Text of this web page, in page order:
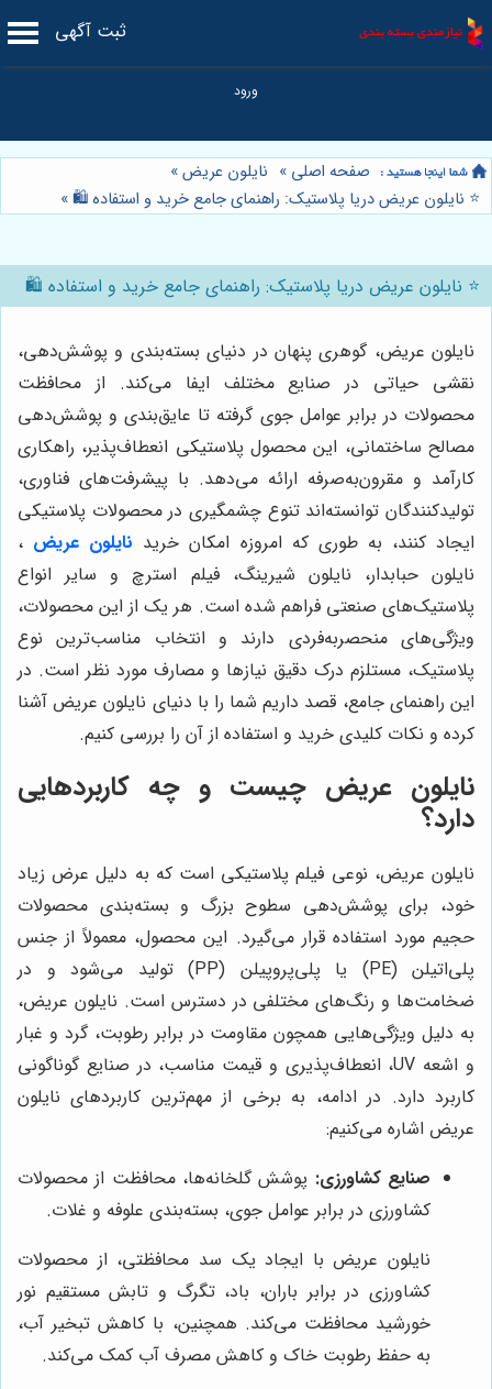
ثبت آگهی
صفحه اصلی » نایلون عریض»
⭐️ نایلون عریض دریا پلاستیک: راهنمای جامع خرید و استفاده 🛍️»
⭐️ نایلون عریض دریا پلاستیک: راهنمای جامع خرید و استفاده 🛍️
نایلون عریض، گوهری پنهان در دنیای بسته‌بندی و پوشش‌دهی،
نقشی حیاتی در صنایع مختلف ایفا می‌کند. از محافظت
محصولات در برابر عوامل جوی گرفته تا عایق‌بندی و پوشش‌دهی
مصالح ساختمانی، این محصول پلاستیکی انعطاف‌پذیر، راهکاری
کارآمد و مقرون‌به‌صرفه ارائه می‌دهد. با پیشرفت‌های فناوری،
تولیدکنندگان توانسته‌اند تنوع چشمگیری در محصولات پلاستیکی
ایجاد کنند، به طوری که امروزه امکان خرید نایلون عریض ،
نایلون حبابدار، نایلون شیرینگ، فیلم استرچ و سایر انواع
پلاستیک‌های صنعتی فراهم شده است. هر یک از این محصولات،
ویژگی‌های منحصربه‌فردی دارند و انتخاب مناسب‌ترین نوع
پلاستیک، مستلزم درک دقیق نیازها و مصارف مورد نظر است. در
این راهنمای جامع، قصد داریم شما را با دنیای نایلون عریض آشنا
کرده و نکات کلیدی خرید و استفاده از آن را بررسی کنیم.
نایلون عریض چیست و چه کاربردهایی
دارد؟
نایلون عریض، نوعی فیلم پلاستیکی است که به دلیل عرض زیاد
خود، برای پوشش‌دهی سطوح بزرگ و بسته‌بندی محصولات
حجیم مورد استفاده قرار می‌گیرد. این محصول، معمولاً از جنس
پلی‌اتیلن (PE) یا پلی‌پروپیلن (PP) تولید می‌شود و در
ضخامت‌ها و رنگ‌های مختلفی در دسترس است. نایلون عریض،
به دلیل ویژگی‌هایی همچون مقاومت در برابر رطوبت، گرد و غبار
و اشعه UV، انعطاف‌پذیری و قیمت مناسب، در صنایع گوناگونی
کاربرد دارد. در ادامه، به برخی از مهم‌ترین کاربردهای نایلون
عریض اشاره می‌کنیم:
صنایع کشاورزی: پوشش گلخانه‌ها، محافظت از محصولات
کشاورزی در برابر عوامل جوی، بسته‌بندی علوفه و غلات.
نایلون عریض با ایجاد یک سد محافظتی، از محصولات
کشاورزی در برابر باران، باد، تگرگ و تابش مستقیم نور
خورشید محافظت می‌کند. همچنین، با کاهش تبخیر آب،
به حفظ رطوبت خاک و کاهش مصرف آب کمک می‌کند.